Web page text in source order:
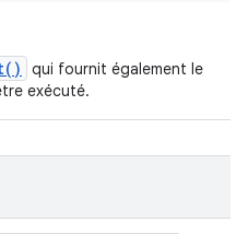
qui fournit également le
exécuté.